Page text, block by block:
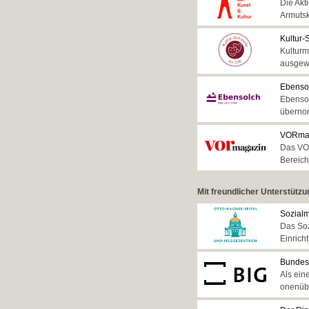
Die
Kultur-
Das
Mit freundlicher
Das
Als